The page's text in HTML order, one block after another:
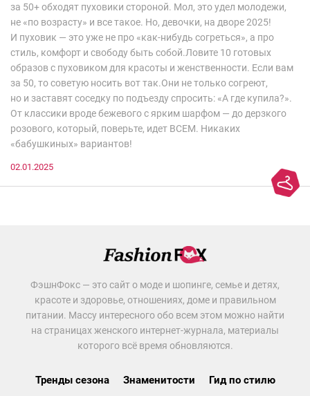
за 50+ обходят пуховики стороной. Мол, это удел молодежи,
не «по возрасту» и все такое. Но, девочки, на дворе 2025!
И пуховик — это уже не про «как-нибудь согреться», а про
стиль, комфорт и свободу быть собой.Ловите 10 готовых
образов с пуховиком для красоты и женственности. Если вам
за 50, то советую носить вот так.Они не только согреют,
но и заставят соседку по подъезду спросить: «А где купила?».
От классики вроде бежевого с ярким шарфом — до дерзкого
розового, который, поверьте, идет ВСЕМ. Никаких
«бабушкиных» вариантов!
02.01.2025
ФэшнФокс — это сайт о моде и шопинге, семье и детях,
красоте и здоровье, отношениях, доме и правильном
питании. Массу интересного обо всем этом можно найти
на страницах женского интернет-журнала, материалы
которого всё время обновляются.
Тренды сезона Знаменитости Гид по стилю